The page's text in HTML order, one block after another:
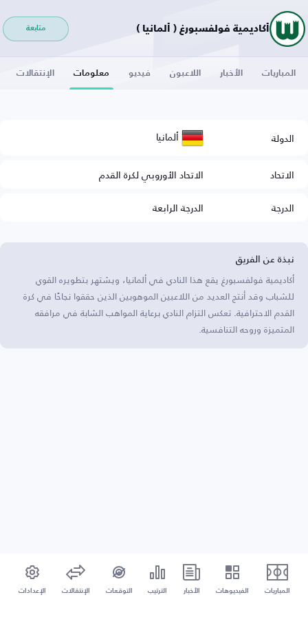
أكاديمية فولفسبورغ ( ألمانيا ) متابعة
المباريات الأخبار اللاعبون فيديو معلومات الإنتقالات
الدولة ألمانيا
الاتحاد
الاتحاد الأوروبي لكرة القدم
الدرجة
الدرجة الرابعة
نبذة عن الفريق
أكاديمية فولفسبورغ يقع هذا النادي في ألمانيا، ويشتهر بتطويره القوي
للشباب وقد أنتج العديد من اللاعبين الموهوبين الذين حققوا نجاحًا في كرة
القدم الاحترافية. تعكس التزام النادي برعاية المواهب الشابة في مرافقه
المتميزة وروحه التنافسية.
المباريات الفيديوهات الأخبار الترتيب التوقعات الإنتقالات الإعدادات